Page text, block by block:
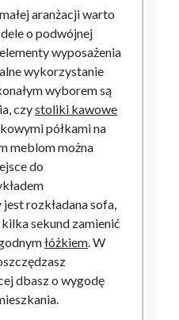
aranżacji warto
o podwójnej
wyposażenia
wykorzystanie
wyborem są
czystoliki kawowe
półkami na
meblom można
do
rozkładana sofa,
sekund zamienić
łóżkiem. W
dbasz o wygodę